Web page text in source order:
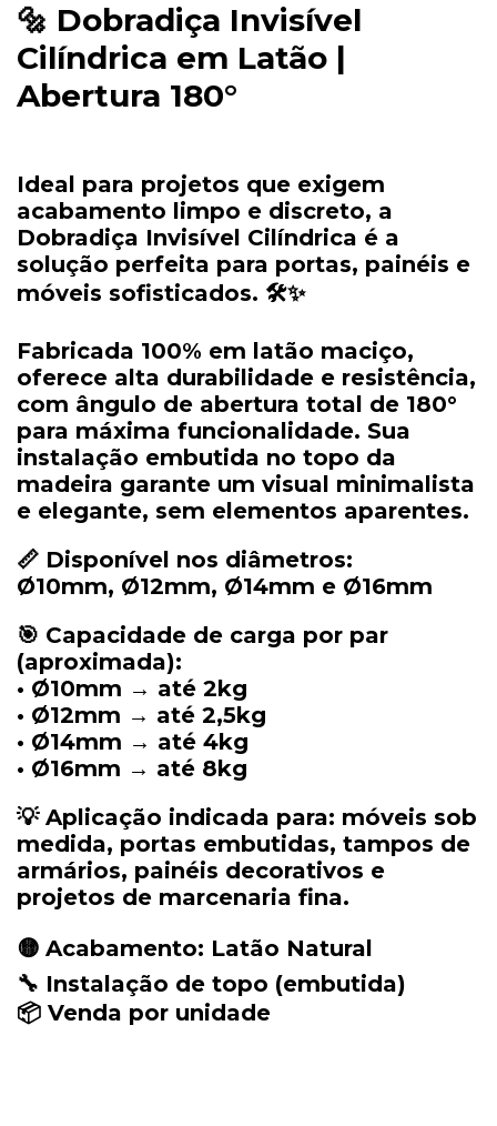
🔩 Dobradiça Invisível
Cilíndrica em Latão |
Abertura 180°
Ideal para projetos que exigem
acabamento limpo e discreto, a
Dobradiça Invisível Cilíndrica é a
solução perfeita para portas, painéis e
móveis sofisticados. 🛠️✨
Fabricada 100% em latão maciço,
oferece alta durabilidade e resistência,
com ângulo de abertura total de 180°
para máxima funcionalidade. Sua
instalação embutida no topo da
madeira garante um visual minimalista
e elegante, sem elementos aparentes.
📏 Disponível nos diâmetros:
Ø10mm, Ø12mm, Ø14mm e Ø16mm
🎯 Capacidade de carga por par
(aproximada):
• Ø10mm → até 2kg
• Ø12mm → até 2,5kg
• Ø14mm → até 4kg
• Ø16mm → até 8kg
💡 Aplicação indicada para: móveis sob
medida, portas embutidas, tampos de
armários, painéis decorativos e
projetos de marcenaria fina.
🟡 Acabamento: Latão Natural
🔧 Instalação de topo (embutida)
📦 Venda por unidade